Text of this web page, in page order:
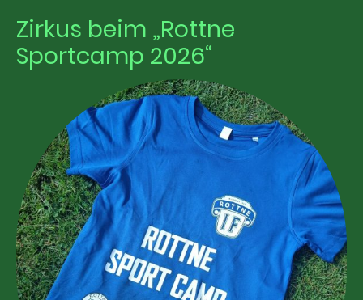
Zirkus beim „Rottne
Sportcamp 2026“